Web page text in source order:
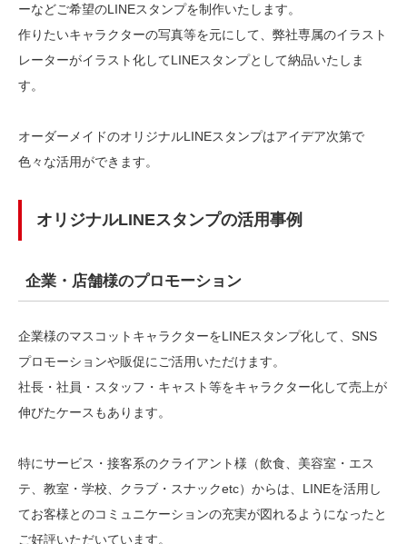
ーなどご希望のLINEスタンプを制作いたします。
作りたいキャラクターの写真等を元にして、弊社専属のイラスト
レーターがイラスト化してLINEスタンプとして納品いたしま
す。
オーダーメイドのオリジナルLINEスタンプはアイデア次第で
色々な活用ができます。
オリジナルLINEスタンプの活用事例
企業・店舗様のプロモーション
企業様のマスコットキャラクターをLINEスタンプ化して、SNS
プロモーションや販促にご活用いただけます。
社長・社員・スタッフ・キャスト等をキャラクター化して売上が
伸びたケースもあります。
特にサービス・接客系のクライアント様（飲食、美容室・エス
テ、教室・学校、クラブ・スナックetc）からは、LINEを活用し
てお客様とのコミュニケーションの充実が図れるようになったと
ご好評いただいています。